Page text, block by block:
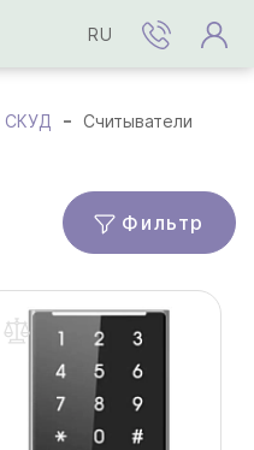
RU
СКУД Считыватели
Фильтр